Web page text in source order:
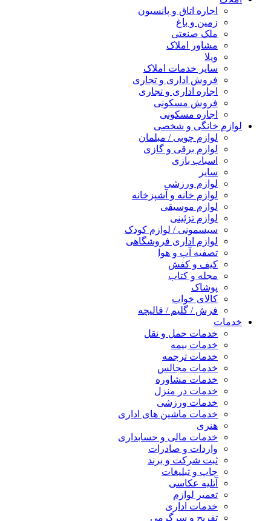
اجاره اتاق و پانسیون
زمین و باغ
ملک صنعتی
مشاور املاک
ویلا
سایر خدمات املاک
فروش اداری و تجاری
اجاره اداری و تجاری
فروش مسکونی
اجاره مسکونی
لوازم خانگی و شخصی
لوازم چوبی / مبلمان
لوازم برقی و گازی
اسباب بازی
سایر
لوازم ورزشی
لوازم خانه و آشپزخانه
لوازم موسیقی
لوازم تزئینی
سیسمونی / لوازم کودک
لوازم اداری فروشگاهی
تصفیه آب و هوا
کیف و کفش
مجله و کتاب
پوشاک
کالای خواب
فرش / گلیم / قالیچه
خدمات
خدمات حمل و نقل
خدمات بیمه
خدمات ترجمه
خدمات مجالس
خدمات مشاوره
خدمات در منزل
خدمات ورزشی
خدمات ماشین های اداری
هنری
خدمات مالی و حسابداری
واردات و صادرات
ثبت شرکت و برند
چاپ و تبلیغات
آتلیه عکاسی
تعمیر لوازم
خدمات اداری
تفریح و سرگرمی